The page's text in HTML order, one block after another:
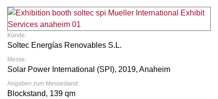
Kunde:
Soltec Energías Renovables S.L.
Messe:
Solar Power International (SPI), 2019, Anaheim
Angaben zum Messestand:
Blockstand, 139 qm